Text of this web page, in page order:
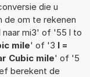
die u
de om te rekenen
naar mi3' of '55 l to
mile' of '3 l =
Cubic mile' of '5
berekent de